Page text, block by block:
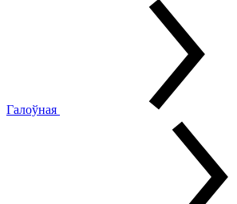
Галоўная